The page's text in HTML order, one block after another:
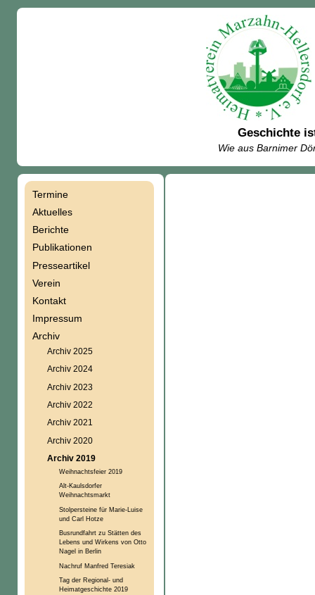
Geschichte
Wie aus Barnimer
Termine
Aktuelles
Berichte
Publikationen
Presseartikel
Verein
Kontakt
Impressum
Archiv
Archiv 2025
Archiv 2024
Archiv 2023
Archiv 2022
Archiv 2021
Archiv 2020
Archiv 2019
Weihnachtsfeier 2019
Alt-Kaulsdorfer
Weihnachtsmarkt
Stolpersteine für Marie-Luise
und Carl Hotze
Busrundfahrt zu Stätten des
Lebens und Wirkens von Otto
Nagel in Berlin
Nachruf Manfred Teresiak
Tag der Regional- und
Heimatgeschichte 2019